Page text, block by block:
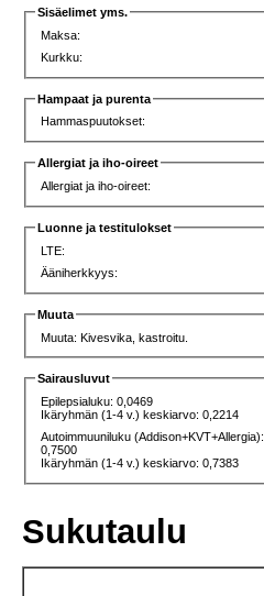
Sisäelimet yms.
Maksa:
Kurkku:
Hampaat ja purenta
Hammaspuutokset:
Allergiat ja iho-oireet
Allergiat ja iho-oireet:
Luonne ja testitulokset
LTE:
Ääniherkkyys:
Muuta
Muuta: Kivesvika, kastroitu.
Sairausluvut
Epilepsialuku: 0,0469
Ikäryhmän (1-4 v.) keskiarvo: 0,2214
Autoimmuuniluku (Addison+KVT+Allergia):
0,7500
Ikäryhmän (1-4 v.) keskiarvo: 0,7383
Sukutaulu